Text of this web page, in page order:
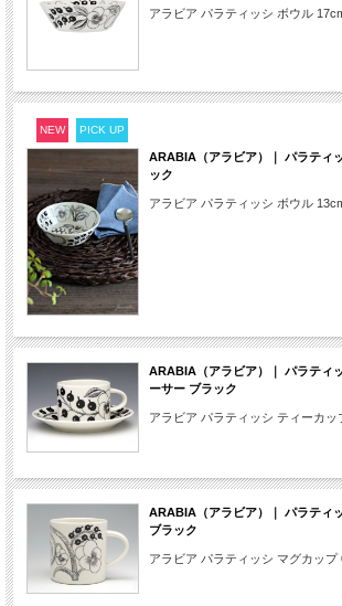
アラビア パラティッシ ボウル
NEW PICK UP
ARABIA（アラビア）｜ パラティ
ック
アラビア パラティッシ ボウル
ARABIA（アラビア）｜ パラティ
ーサー ブラック
アラビア パラティッシ ティーカッ
ARABIA（アラビア）｜ パラティ
ブラック
アラビア パラティッシ マグカップ